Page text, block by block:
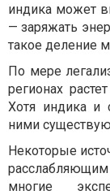
индика может
— заряжать
такое деление
По мере
регионах
Хотя индика и
ними
Некоторые
многие